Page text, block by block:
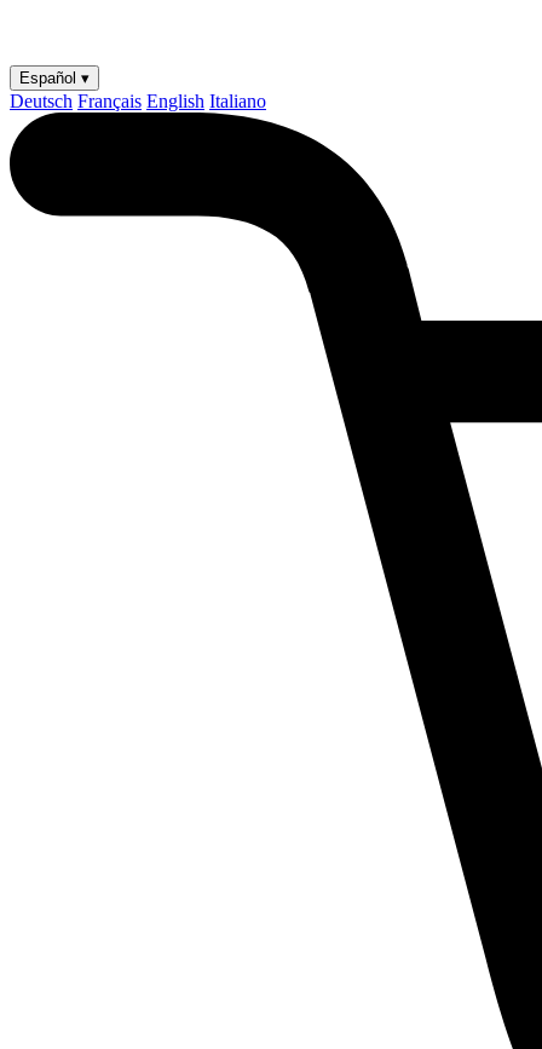
Español ▾
Deutsch Français English Italiano